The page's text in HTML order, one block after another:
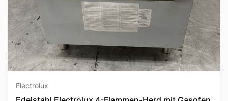
Electrolux